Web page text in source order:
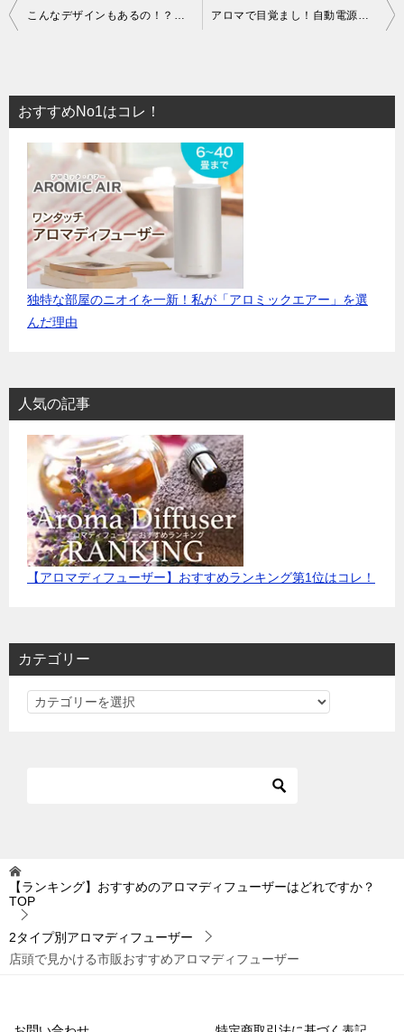
投
ビ
ゲ
ー
シ
ョ
ン
こんなデザインもあるの！？個性的なアロマディフューザーを4つ紹介 アロマで目覚まし！自動電源オンタイマー付アロマディフューザー！
おすすめNo1はコレ！
独特な部屋のニオイを一新！私が「アロミックエアー」を選
んだ理由
人気の記事
【アロマディフューザー】おすすめランキング第1位はコレ！
カテゴリー
カ
【ランキング】おすすめのアロマディフューザーはどれですか？
TOP
2タイプ別アロマディフューザー
店頭で見かける市販おすすめアロマディフューザー